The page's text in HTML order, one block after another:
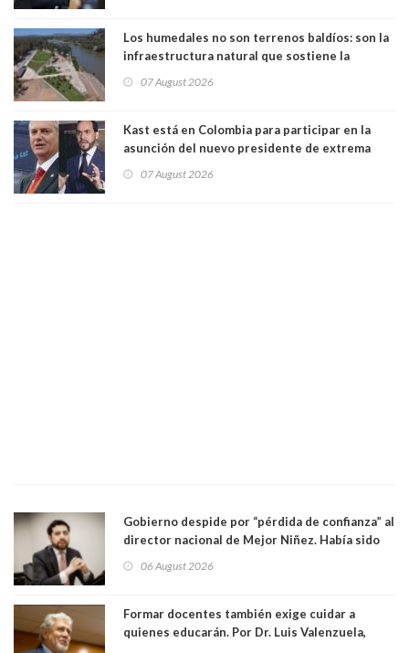
Los humedales no son terrenos baldíos: son la
infraestructura natural que sostiene la
07 August 2026
Kast está en Colombia para participar en la
asunción del nuevo presidente de extrema
07 August 2026
Gobierno despide por “pérdida de confianza” al
director nacional de Mejor Niñez. Había sido
06 August 2026
Formar docentes también exige cuidar a
quienes educarán. Por Dr. Luis Valenzuela,